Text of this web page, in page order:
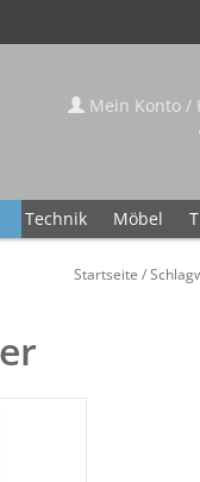
Technik Möbel
Mein Konto /
Startseite /